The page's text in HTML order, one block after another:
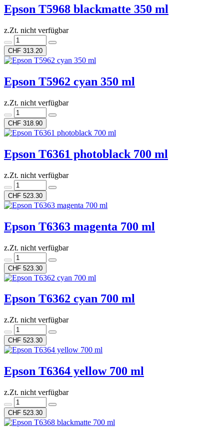
Epson T5968 blackmatte 350 ml
z.Zt. nicht verfügbar
CHF 313.20
Epson T5962 cyan 350 ml
z.Zt. nicht verfügbar
CHF 318.90
Epson T6361 photoblack 700 ml
z.Zt. nicht verfügbar
CHF 523.30
Epson T6363 magenta 700 ml
z.Zt. nicht verfügbar
CHF 523.30
Epson T6362 cyan 700 ml
z.Zt. nicht verfügbar
CHF 523.30
Epson T6364 yellow 700 ml
z.Zt. nicht verfügbar
CHF 523.30